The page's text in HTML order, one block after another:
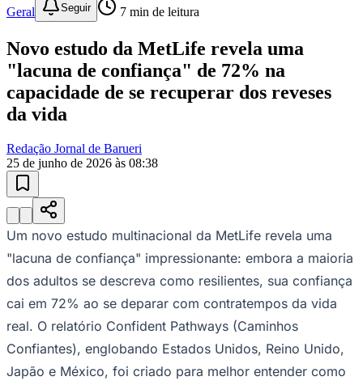
Sport
Geral Seguir 7 min de leitura
Novo estudo da MetLife revela uma
"lacuna de confiança" de 72% na
capacidade de se recuperar dos reveses
da vida
Redação Jornal de Barueri
25 de junho de 2026 às 08:38
Um novo estudo multinacional da MetLife revela uma
"lacuna de confiança" impressionante: embora a maioria
dos adultos se descreva como resilientes, sua confiança
cai em 72% ao se deparar com contratempos da vida
real. O relatório Confident Pathways (Caminhos
Confiantes), englobando Estados Unidos, Reino Unido,
Japão e México, foi criado para melhor entender como